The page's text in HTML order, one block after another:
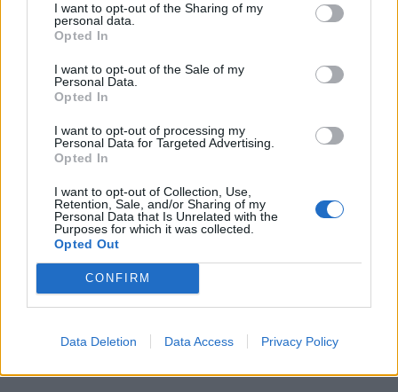
I want to opt-out of the Sharing of my
personal data.
Opted In
I want to opt-out of the Sale of my
Personal Data.
Opted In
I want to opt-out of processing my
Personal Data for Targeted Advertising.
Opted In
I want to opt-out of Collection, Use,
Retention, Sale, and/or Sharing of my
Personal Data that Is Unrelated with the
Purposes for which it was collected.
Opted Out
CONFIRM
Data Deletion Data Access Privacy Policy
ΕΚΑΒ: Ολοκληρώθηκε η αεροδιακομιδή και
του τρίτου Έλληνα τραυματία φιλάθλου του
ΠΑΟΚ από τη Ρουμανία
Άδωνις Γεωργιάδης ανακαινίσεις νοσοκομείων
HS Team